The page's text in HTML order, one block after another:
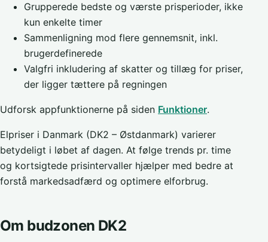
Grupperede bedste og værste prisperioder, ikke
kun enkelte timer
Sammenligning mod flere gennemsnit, inkl.
brugerdefinerede
Valgfri inkludering af skatter og tillæg for priser,
der ligger tættere på regningen
Udforsk appfunktionerne på siden Funktioner.
Elpriser i Danmark (DK2 – Østdanmark) varierer
betydeligt i løbet af dagen. At følge trends pr. time
og kortsigtede prisintervaller hjælper med bedre at
forstå markedsadfærd og optimere elforbrug.
Om budzonen DK2